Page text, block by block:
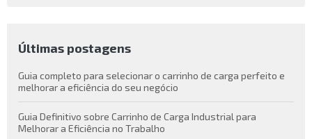
Últimas postagens
Guia completo para selecionar o carrinho de carga perfeito e
melhorar a eficiência do seu negócio
Guia Definitivo sobre Carrinho de Carga Industrial para
Melhorar a Eficiência no Trabalho